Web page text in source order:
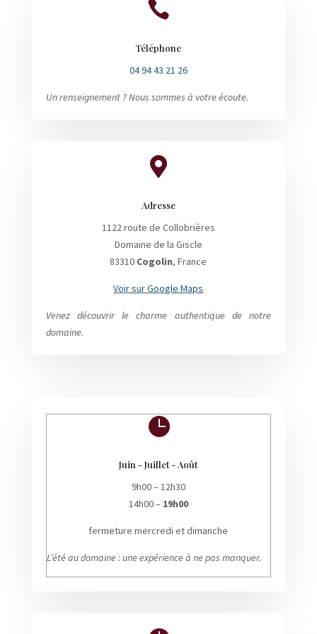

Téléphone
04 94 43 21 26
Un renseignement ? Nous sommes à votre écoute.

Adresse
1122 route de Collobrières
Domaine de la Giscle
83310 Cogolin, France
Voir sur Google Maps
Venez découvrir le charme authentique de notre
domaine.

Juin - Juillet - Août
9h00 – 12h30
14h00 – 19h00
fermeture mercredi et dimanche
L’été au domaine : une expérience à ne pas manquer.